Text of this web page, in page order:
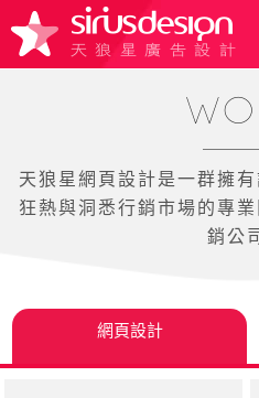
天狼星網頁設計是一群擁
狂熱與洞悉行銷市場的專
銷公
網頁設計